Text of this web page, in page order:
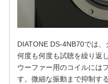
DIATONE DS-4NB70では
何度も何度も試聴を繰り返
ウーファー用のコイルには
す。微細な振動まで抑制す